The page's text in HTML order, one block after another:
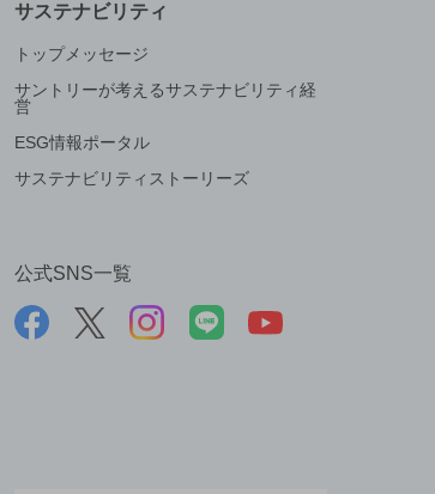
サステナビリティ
トップメッセージ
サントリーが考えるサステナビリティ経
営
ESG情報ポータル
サステナビリティストーリーズ
公式SNS一覧